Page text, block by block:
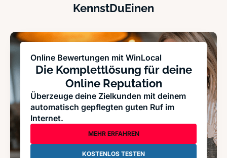
KennstDuEinen
Online Bewertungen mit WinLocal
Die Komplettlösung für deine
Online Reputation
Überzeuge deine Zielkunden mit deinem
automatisch gepflegten guten Ruf im
Internet.
MEHR ERFAHREN
KOSTENLOS TESTEN